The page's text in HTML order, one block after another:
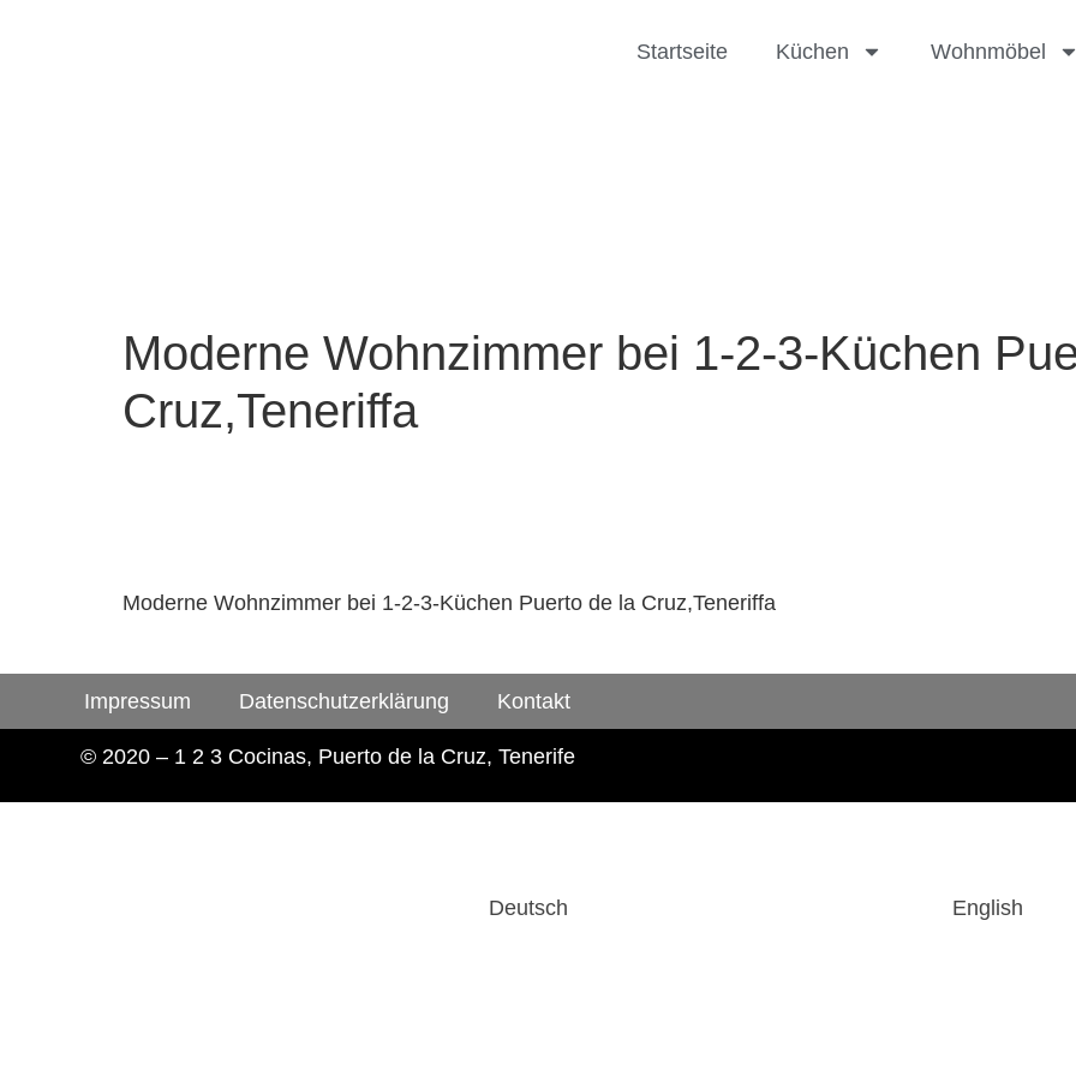
Startseite Küchen Wohnmöbel
Moderne Wohnzimmer bei 1-2-3-Küchen
Cruz,Teneriffa
Moderne Wohnzimmer bei 1-2-3-Küchen Puerto de la Cruz,Teneriffa
Impressum Datenschutzerklärung Kontakt
© 2020 – 1 2 3 Cocinas, Puerto de la Cruz, Tenerife
Deutsch English